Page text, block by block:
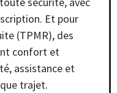
Et pour
(TPMR), des
confort et
assistance et
trajet.